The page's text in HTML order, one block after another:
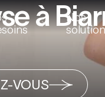
Nos
à
VOUS